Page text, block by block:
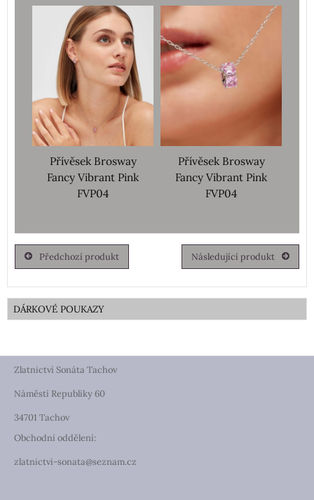
Přívěsek Brosway
Fancy Vibrant Pink
FVP04
Přívěsek Brosway
Fancy Vibrant Pink
FVP04
Předchozí produkt Následující produkt
DÁRKOVÉ POUKAZY
Zlatnictví Sonáta Tachov
Náměstí Republiky 60
34701 Tachov
Obchodní oddělení:
zlatnictvi-sonata@seznam.cz